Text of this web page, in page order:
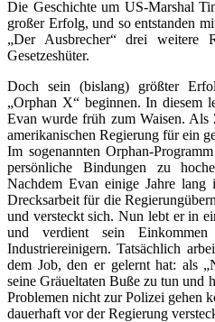
Die Geschichte um US-Marshal
großer Erfolg, und so entstanden
„Der Ausbrecher“ drei weitere
Gesetzeshüter.
Doch sein (bislang) größter
„Orphan X“ beginnen. In diesem
Evan wurde früh zum Waisen.
amerikanischen Regierung für ein
Im sogenannten Orphan-
persönliche Bindungen zu
Nachdem Evan einige Jahre
Drecksarbeit für die
und versteckt sich. Nun lebt er in
und verdient sein
Industriereinigern. Tatsächlich
dem Job, den er gelernt hat: als
seine Gräueltaten Buße zu tun und
Problemen nicht zur Polizei gehen
dauerhaft vor der Regierung